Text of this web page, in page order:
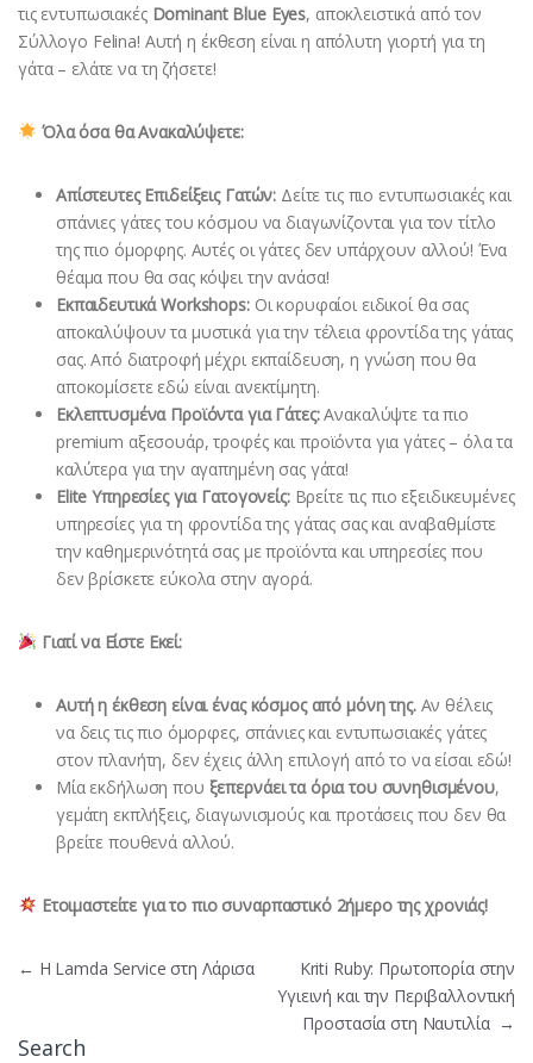
τις εντυπωσιακές Dominant Blue Eyes, αποκλειστικά από τον
Σύλλογο Felina! Αυτή η έκθεση είναι η απόλυτη γιορτή για τη
γάτα – ελάτε να τη ζήσετε!
Όλα όσα θα Ανακαλύψετε:
Απίστευτες Επιδείξεις Γατών: Δείτε τις πιο εντυπωσιακές και
σπάνιες γάτες του κόσμου να διαγωνίζονται για τον τίτλο
της πιο όμορφης. Αυτές οι γάτες δεν υπάρχουν αλλού! Ένα
θέαμα που θα σας κόψει την ανάσα!
Εκπαιδευτικά Workshops:Οι κορυφαίοι ειδικοί θα σας
αποκαλύψουν τα μυστικά για την τέλεια φροντίδα της γάτας
σας. Από διατροφή μέχρι εκπαίδευση, η γνώση που θα
αποκομίσετε εδώ είναι ανεκτίμητη.
Εκλεπτυσμένα Προϊόντα για Γάτες:Ανακαλύψτε τα πιο
premium αξεσουάρ, τροφές και προϊόντα για γάτες – όλα τα
καλύτερα για την αγαπημένη σας γάτα!
Elite Υπηρεσίες για Γατογονείς:Βρείτε τις πιο εξειδικευμένες
υπηρεσίες για τη φροντίδα της γάτας σας και αναβαθμίστε
την καθημερινότητά σας με προϊόντα και υπηρεσίες που
δεν βρίσκετε εύκολα στην αγορά.
Γιατί να Είστε Εκεί:
Αυτή η έκθεση είναι ένας κόσμος από μόνη της.Αν θέλεις
να δεις τις πιο όμορφες, σπάνιες και εντυπωσιακές γάτες
στον πλανήτη, δεν έχεις άλλη επιλογή από το να είσαι εδώ!
Μία εκδήλωση που ξεπερνάει τα όρια του συνηθισμένου,
γεμάτη εκπλήξεις, διαγωνισμούς και προτάσεις που δεν θα
βρείτε πουθενά αλλού.
Ετοιμαστείτε για το πιο συναρπαστικό 2ήμερο της χρονιάς!
Πλοήγηση άρθρων
← Η Lamda Service στη Λάρισα
Kriti Ruby: Πρωτοπορία στην
Υγιεινή και την Περιβαλλοντική
Προστασία στη Ναυτιλία →
Search